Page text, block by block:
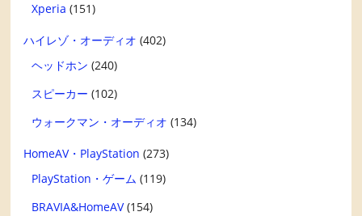
Xperia (151)
ハイレゾ・オーディオ (402)
ヘッドホン (240)
スピーカー (102)
ウォークマン・オーディオ (134)
HomeAV・PlayStation (273)
PlayStation・ゲーム (119)
BRAVIA&HomeAV(154)